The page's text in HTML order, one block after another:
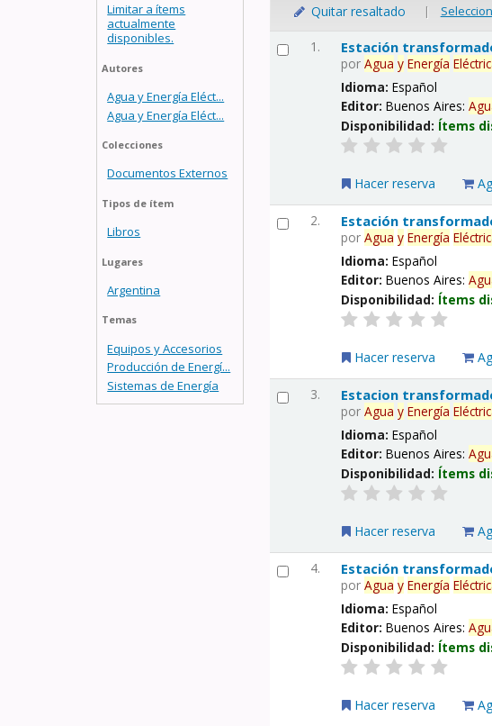
Limitar a ítems
actualmente
disponibles.
Autores
Agua y Energía Eléct...
Agua y Energía Eléct...
Colecciones
Documentos Externos
Tipos de ítem
Libros
Lugares
Argentina
Temas
Equipos y Accesorios
Producción de Energí...
Sistemas de Energía
Quitar resaltado |
1. Estación
porAgua y Energía
Idioma:Español
Editor:Buenos Aires:
Disponibilidad: Ítems
Hacer reserva
2. Estación
porAgua y Energía
Idioma:Español
Editor:Buenos Aires:
Disponibilidad: Ítems
Hacer reserva
3. Estacion
porAgua y Energía
Idioma:Español
Editor:Buenos Aires:
Disponibilidad: Ítems
Hacer reserva
4. Estación
porAgua y Energía
Idioma:Español
Editor:Buenos Aires:
Disponibilidad: Ítems
Hacer reserva